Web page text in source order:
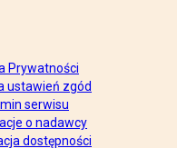
Prywatności
ustawień zgód
serwisu
o nadawcy
dostępności